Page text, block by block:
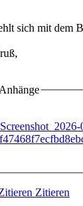
sich mit dem
Zitieren